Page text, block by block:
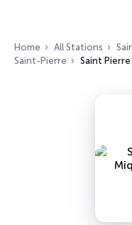
Home All Stations
Saint-Pierre
Saint